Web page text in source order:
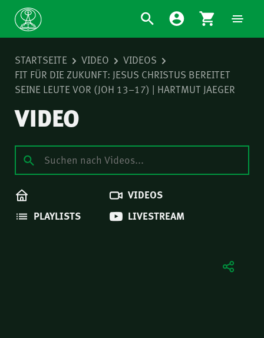
STARTSEITE VIDEO
VIDEOS
FIT FÜR DIE ZUKUNFT: JESUS CHRISTUS BEREITET
SEINE LEUTE VOR (JOH 13–17) | HARTMUT JAEGER
VIDEO
VIDEOS
PLAYLISTS
LIVESTREAM